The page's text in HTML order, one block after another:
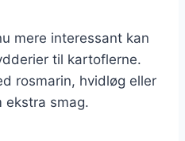
mere interessant kan
til kartoflerne.
rosmarin, hvidløg eller
ekstra smag.